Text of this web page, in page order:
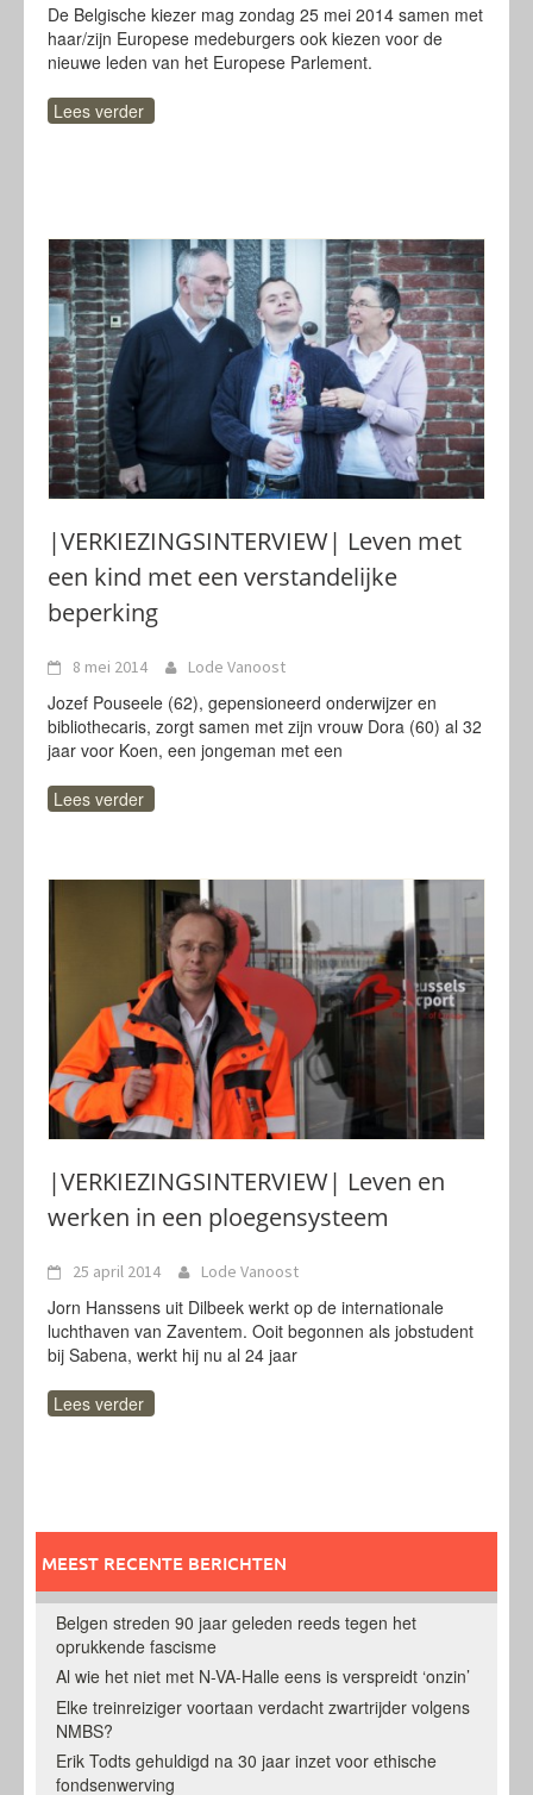
De Belgische kiezer mag zondag 25 mei 2014 samen met
haar/zijn Europese medeburgers ook kiezen voor de
nieuwe leden van het Europese Parlement.
Lees verder
|VERKIEZINGSINTERVIEW| Leven met
een kind met een verstandelijke
beperking
8 mei 2014 Lode Vanoost
Jozef Pouseele (62), gepensioneerd onderwijzer en
bibliothecaris, zorgt samen met zijn vrouw Dora (60) al 32
jaar voor Koen, een jongeman met een
Lees verder
|VERKIEZINGSINTERVIEW| Leven en
werken in een ploegensysteem
25 april 2014 Lode Vanoost
Jorn Hanssens uit Dilbeek werkt op de internationale
luchthaven van Zaventem. Ooit begonnen als jobstudent
bij Sabena, werkt hij nu al 24 jaar
Lees verder
MEEST RECENTE BERICHTEN
Belgen streden 90 jaar geleden reeds tegen het
oprukkende fascisme
Al wie het niet met N-VA-Halle eens is verspreidt ‘onzin’
Elke treinreiziger voortaan verdacht zwartrijder volgens
NMBS?
Erik Todts gehuldigd na 30 jaar inzet voor ethische
fondsenwerving